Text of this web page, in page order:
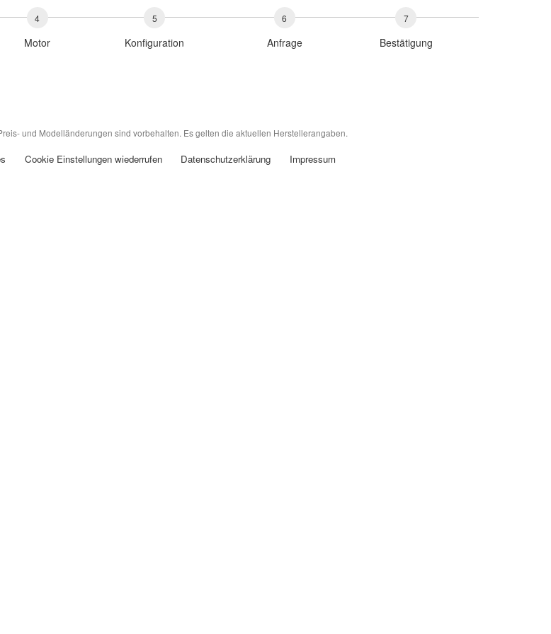
4
Motor
5
Konfiguration
6
Anfrage
7
Bestätigung
und Modelländerungen sind vorbehalten. Es gelten die aktuellen Herstellerangaben.
Cookie Einstellungen wiederrufen Datenschutzerklärung Impressum